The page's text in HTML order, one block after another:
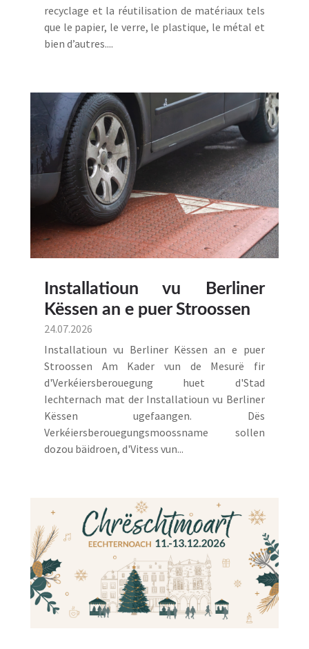
recyclage et la réutilisation de matériaux tels
que le papier, le verre, le plastique, le métal et
bien d’autres....
Installatioun vu Berliner
Këssen an e puer Stroossen
24.07.2026
Installatioun vu Berliner Këssen an e puer
Stroossen Am Kader vun de Mesurë fir
d'Verkéiersberouegung huet d'Stad
Iechternach mat der Installatioun vu Berliner
Këssen ugefaangen. Dës
Verkéiersberouegungsmoossname sollen
dozou bäidroen, d'Vitess vun...